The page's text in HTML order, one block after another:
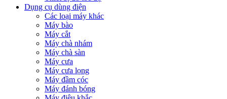
Dụng cụ dùng điện
Các loại máy khác
Máy bào
Máy cắt
Máy chà nhám
Máy chà sàn
Máy cưa
Máy cưa lọng
Máy đầm cóc
Máy đánh bóng